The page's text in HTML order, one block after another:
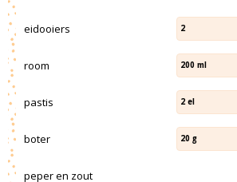
eidooiers 2
room 200 ml
pastis 2 el
boter 20 g
peper en zout